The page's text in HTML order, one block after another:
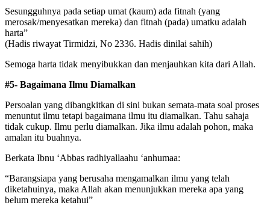
Sesungguhnya pada setiap umat (kaum) ada fitnah (yang
merosak/menyesatkan mereka) dan fitnah (pada) umatku adalah
harta”
(Hadis riwayat Tirmidzi, No 2336. Hadis dinilai sahih)
Semoga harta tidak menyibukkan dan menjauhkan kita dari Allah.
#5- Bagaimana Ilmu Diamalkan
Persoalan yang dibangkitkan di sini bukan semata-mata soal proses
menuntut ilmu tetapi bagaimana ilmu itu diamalkan. Tahu sahaja
tidak cukup. Ilmu perlu diamalkan. Jika ilmu adalah pohon, maka
amalan itu buahnya.
Berkata Ibnu ‘Abbas radhiyallaahu ‘anhumaa:
“Barangsiapa yang berusaha mengamalkan ilmu yang telah
diketahuinya, maka Allah akan menunjukkan mereka apa yang
belum mereka ketahui”